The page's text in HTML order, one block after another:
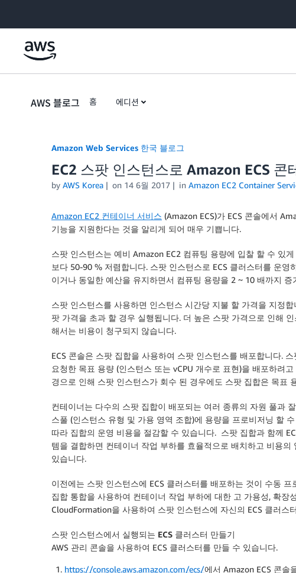
AWS 블로그 홈 에디션
Amazon Web Services 한국 블로그
EC2 스팟 인스턴스로 Amazon ECS 콘
by AWS Korea on 14 6월 2017 in Amazon EC2 Container
Amazon EC2 컨테이너 서비스 (Amazon ECS)가 ECS 콘솔에서
기능을 지원한다는 것을 알리게 되어 매우 기쁩니다.
스팟 인스턴스는 예비 Amazon EC2 컴퓨팅 용량에 입찰 할 수 있
보다 50-90 % 저렴합니다. 스팟 인스턴스로 ECS 클러스터를 운
이거나 동일한 예산을 유지하면서 컴퓨팅 용량을 2 ~ 10 배까지
스팟 인스턴스를 사용하면 인스턴스 시간당 지불 할 가격을 지정
팟 가격을 초과 할 경우 실행됩니다. 더 높은 스팟 가격으로 인해
해서는 비용이 청구되지 않습니다.
ECS 콘솔은 스팟 집합을 사용하여 스팟 인스턴스를 배포합니다.
요청한 목표 용량 (인스턴스 또는 vCPU 개수로 표현)을 배포하려
경으로 인해 스팟 인스턴스가 회수 된 경우에도 스팟 집합은 목표
컨테이너는 다수의 스팟 집합이 배포되는 여러 종류의 자원 풀과
스풀 (인스턴스 유형 및 가용 영역 조합)에 용량을 프로비저닝 할
따라 집합의 운영 비용을 절감할 수 있습니다. 스팟 집합과 함께
템을 결합하면 컨테이너 작업 부하를 효율적으로 배치하고 비용
있습니다.
이전에는 스팟 인스턴스에 ECS 클러스터를 배포하는 것이 수동
집합 통합을 사용하여 컨테이너 작업 부하에 대한 고 가용성, 확장
CloudFormation을 사용하여 스팟 인스턴스에 자신의 ECS 클러스
스팟 인스턴스에서 실행되는 ECS 클러스터 만들기
AWS 관리 콘솔을 사용하여 ECS 클러스터를 만들 수 있습니다.
https://console.aws.amazon.com/ecs/에서 Amazon ECS 콘솔